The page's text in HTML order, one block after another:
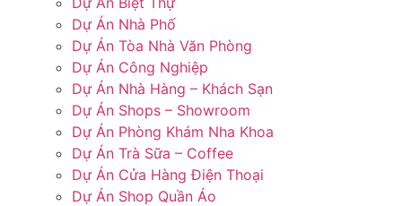
Dự Án Nhà Phố
Dự Án Tòa Nhà Văn Phòng
Dự Án Công Nghiệp
Dự Án Nhà Hàng – Khách Sạn
Dự Án Shops – Showroom
Dự Án Phòng Khám Nha Khoa
Dự Án Trà Sữa – Coffee
Dự Án Cửa Hàng Điện Thoại
Dự Án Shop Quần Áo